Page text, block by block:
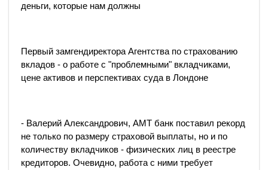
деньги, которые нам должны
Первый замгендиректора Агентства по страхованию
вкладов - о работе с "проблемными" вкладчиками,
цене активов и перспективах суда в Лондоне
- Валерий Александрович, АМТ банк поставил рекорд
не только по размеру страховой выплаты, но и по
количеству вкладчиков - физических лиц в реестре
кредиторов. Очевидно, работа с ними требует